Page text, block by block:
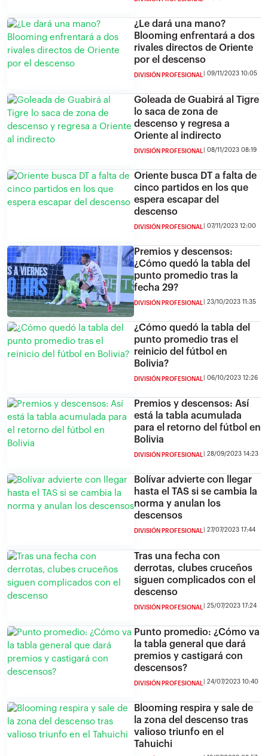
¿Le dará una mano?
Blooming enfrentará a dos
rivales directos de Oriente
por el descenso
DIVISIÓN PROFESIONAL 09/11/2023 10:05
Goleada de Guabirá al Tigre
lo saca de zona de
descenso y regresa a
Oriente al indirecto
DIVISIÓN PROFESIONAL 08/11/2023 08:19
Oriente busca DT a falta de
cinco partidos en los que
espera escapar del
descenso
DIVISIÓN PROFESIONAL 07/11/2023 12:00
Premios y descensos:
¿Cómo quedó la tabla del
punto promedio tras la
fecha 29?
DIVISIÓN PROFESIONAL 23/10/2023 11:35
¿Cómo quedó la tabla del
punto promedio tras el
reinicio del fútbol en
Bolivia?
DIVISIÓN PROFESIONAL 06/10/2023 12:26
Premios y descensos: Así
está la tabla acumulada
para el retorno del fútbol en
Bolivia
DIVISIÓN PROFESIONAL 28/09/2023 14:23
Bolívar advierte con llegar
hasta el TAS si se cambia la
norma y anulan los
descensos
DIVISIÓN PROFESIONAL 27/07/2023 17:44
Tras una fecha con
derrotas, clubes cruceños
siguen complicados con el
descenso
DIVISIÓN PROFESIONAL 25/07/2023 17:24
Punto promedio: ¿Cómo va
la tabla general que dará
premios y castigará con
descensos?
DIVISIÓN PROFESIONAL 24/07/2023 10:40
Blooming respira y sale de
la zona del descenso tras
valioso triunfo en el
Tahuichi